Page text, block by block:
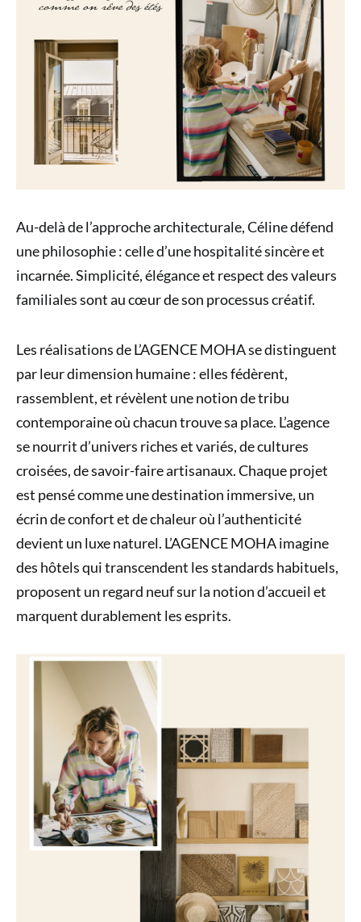
Au-delà de l’approche architecturale, Céline défend
une philosophie : celle d’une hospitalité sincère et
incarnée. Simplicité, élégance et respect des valeurs
familiales sont au cœur de son processus créatif.
Les réalisations de L’AGENCE MOHA se distinguent
par leur dimension humaine : elles fédèrent,
rassemblent, et révèlent une notion de tribu
contemporaine où chacun trouve sa place. L’agence
se nourrit d’univers riches et variés, de cultures
croisées, de savoir-faire artisanaux. Chaque projet
est pensé comme une destination immersive, un
écrin de confort et de chaleur où l’authenticité
devient un luxe naturel. L’AGENCE MOHA imagine
des hôtels qui transcendent les standards habituels,
proposent un regard neuf sur la notion d’accueil et
marquent durablement les esprits.